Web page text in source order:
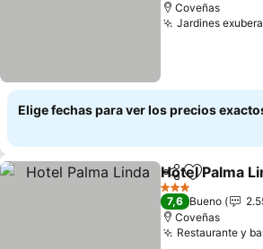
Coveñas
Jardines
Elige fechas para ver los precios
CompartirAgregar a
Hotel Palma
3 Estrellas
7,6 Bueno
Coveñas
Restaurante y